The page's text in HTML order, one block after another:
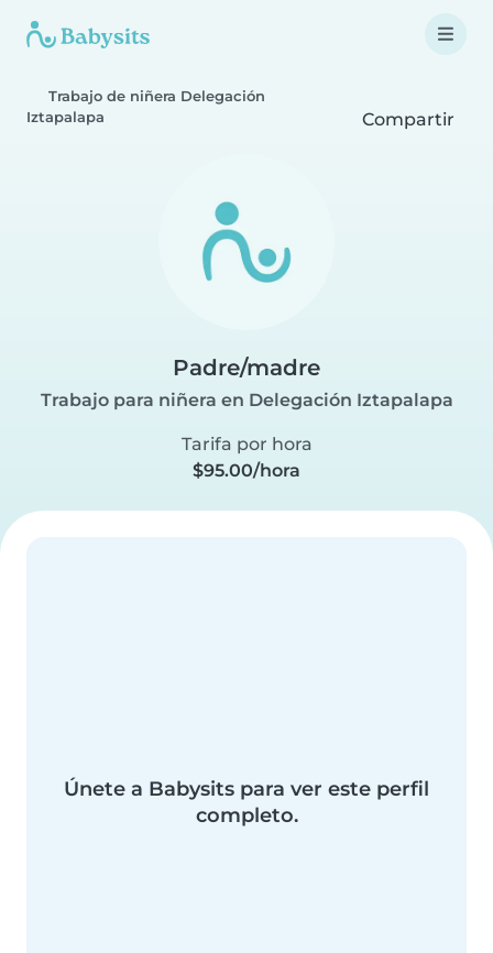
Trabajo de niñera Delegación
Iztapalapa
Compartir
Padre/madre
Trabajo para niñera en Delegación Iztapalapa
Tarifa por hora
$95.00/hora
Únete a Babysits para ver este perfil
completo.